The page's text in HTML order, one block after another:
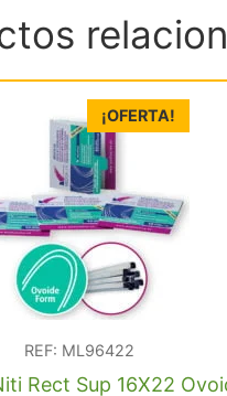
¡OFERTA!
REF: ML96422
Rect Sup 16X22